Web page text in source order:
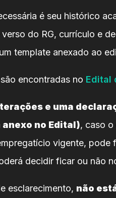
é seu histórico
do RG, currículo e
template anexado ao
encontradas no Edital
e uma
no Edital), caso
vigente, pode
decidir ficar ou não
esclarecimento, não